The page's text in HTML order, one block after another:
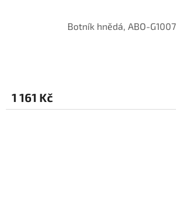
Botník hnědá, ABO-
1 161 Kč